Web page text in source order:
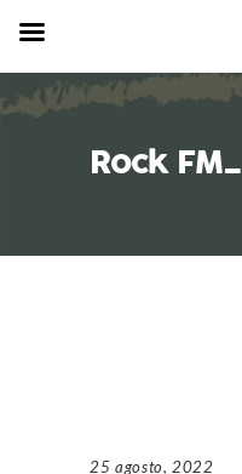
Rock FM_
25 agosto, 2022